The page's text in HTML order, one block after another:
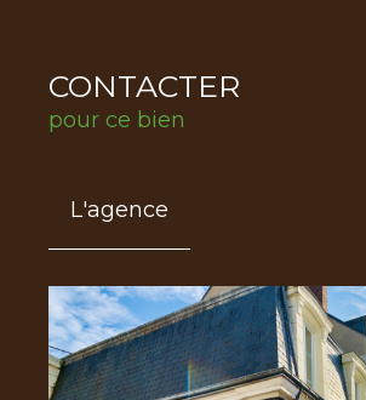
CONTACTER
pour ce bien
L'agence